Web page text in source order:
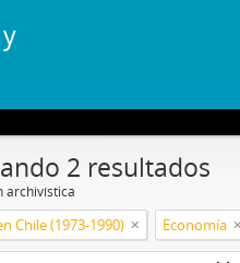
2 resultados
archivística
Chile (1973-1990) Economía